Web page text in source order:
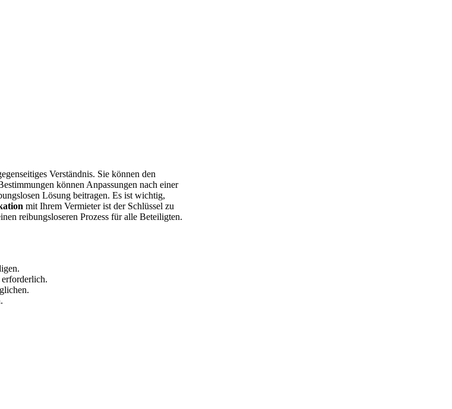
Verständnis. Sie können den
können Anpassungen nach einer
Lösung beitragen. Es ist wichtig,
mit Ihrem Vermieter ist der Schlüssel zu
reibungsloseren Prozess für alle Beteiligten.